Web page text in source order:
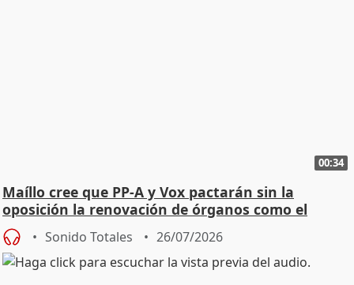
00:34
Maíllo cree que PP-A y Vox pactarán sin la
oposición la renovación de órganos como el
Defensor
Sonido Totales 26/07/2026